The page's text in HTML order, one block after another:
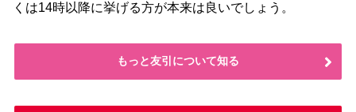
くは14時以降に挙げる方が本来は良いでしょう。
もっと友引について知る